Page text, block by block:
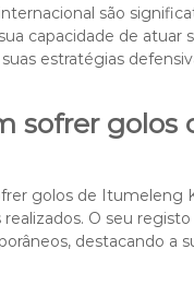
são
capacidade de
estratégias
sofrer
golos de Itumeleng
O seu
destacando a